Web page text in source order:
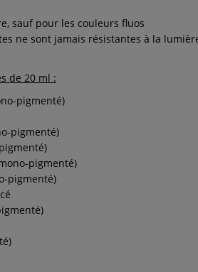
sauf pour les couleurs fluos
ne sont jamais résistantes à la
de 20 ml :
pigmenté)
pigmenté)
pigmenté)
pigmenté)